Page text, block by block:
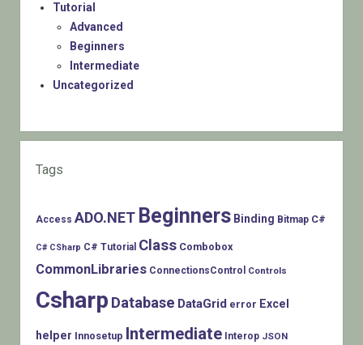
Tutorial
Advanced
Beginners
Intermediate
Uncategorized
Tags
Access ADO.NET Beginners Binding Bitmap C#
C# CSharp C# Tutorial Class Combobox
CommonLibraries ConnectionsControl Controls
Csharp Database DataGrid error Excel
helper Innosetup Intermediate Interop JSON